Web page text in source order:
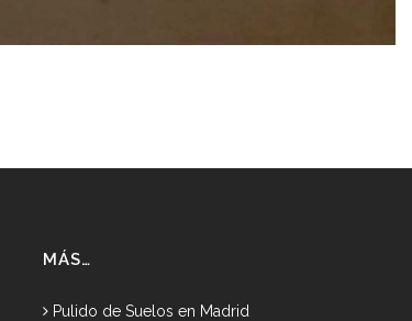
MÁS…
Pulido de Suelos en Madrid